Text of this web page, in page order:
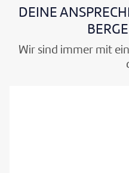
DEINE
Wir sind immer mit